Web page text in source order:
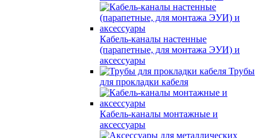
Кабель-каналы настенные
(парапетные, для монтажа ЭУИ) и
аксессуары
Трубы
для прокладки кабеля
Кабель-каналы монтажные и
аксессуары